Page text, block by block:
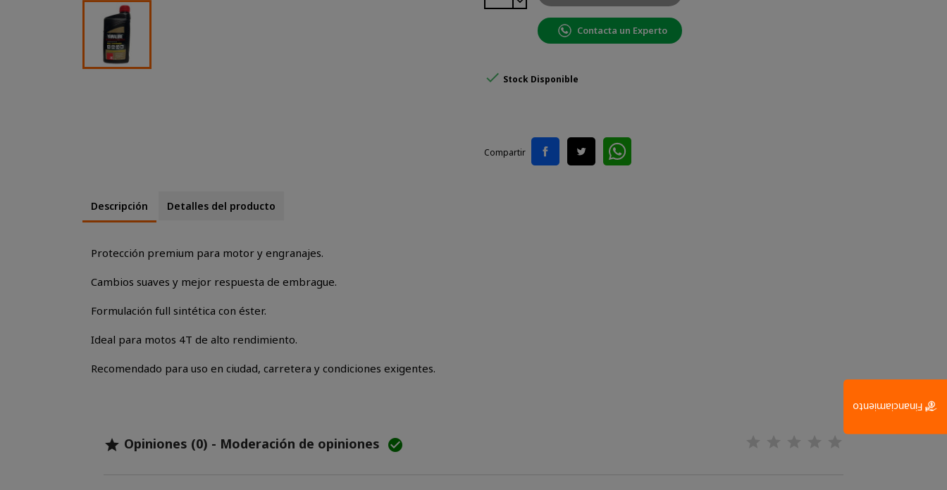
Contacta un Experto
 Stock Disponible
Compartir
Descripción Detalles del producto
Protección premium para motor y engranajes.
Cambios suaves y mejor respuesta de embrague.
Formulación full sintética con éster.
Ideal para motos 4T de alto rendimiento.
Recomendado para uso en ciudad, carretera y condiciones exigentes.
 Opiniones (0) - Moderación de opiniones 
Financiamiento